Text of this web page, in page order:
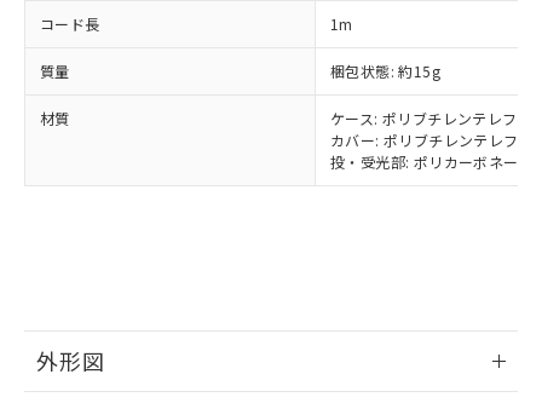
コード長 1m
質量 梱包状態: 約15g
材質
ケース: ポリブチレンテレフタ
カバー: ポリブチレンテレフタ
投・受光部: ポリカーボネート
外形図
オムロン制御機器販売店や当社販売拠
販売ネットワーク
」をご確認
在庫状況および標準価格結果を当社の
事前の承諾なく第三者に漏洩または開
示しないようお願いします。
マイパーツ機能（部品リスト作成サー
および当社の共同利用者が、当社の製
フタル酸エステル類の４物質については閾値を超える意
部品在庫の切り替え状況などにより、予定
月が前後することがあります。
とができます。
「ｅ」：有害物質（10物質）のすべてが基
準値以下であることを示します。
「10」：通常の使用状況下において有害物
質が外部に漏えいし、環境に深刻な影響を
武器並びにこれらの製造装置等に一切
当社は、貴社製品を第三者に販売する
場合は、上記1、2および3の内容を当
該第三者に通知します。また当社は、
販売先および販売に係わる関係者が違
法に輸出するおそれがある場合は、取
在庫なし(最新の在庫状況につ
いては、お客様のお取引先、ま
たはお客様担当のオムロン制御
機器販売店・当社販売員にご確
受注生産機種、また在庫状況の